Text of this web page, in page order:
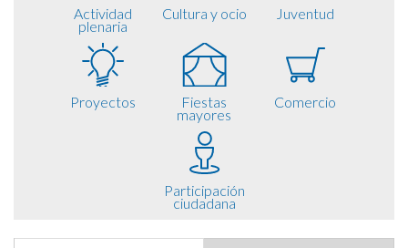
Actividad
plenaria
Cultura y ocio Juventud
Proyectos Fiestas
mayores
Comercio
Participación
ciudadana